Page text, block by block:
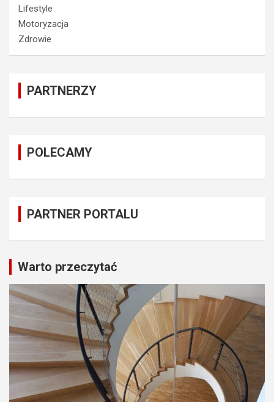
Lifestyle
Motoryzacja
Zdrowie
PARTNERZY
POLECAMY
PARTNER PORTALU
Warto przeczytać